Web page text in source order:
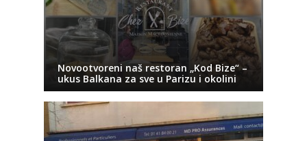
Novootvoreni naš restoran „Kod Bize“ –
ukus Balkana za sve u Parizu i okolini